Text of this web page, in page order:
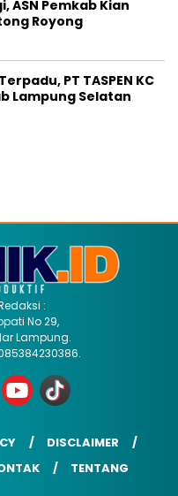
ASN Pemkab Kian
Royong
PT TASPEN KC
Lampung Selatan
:
No 29,
Lampung.
DISCLAIMER
TENTANG